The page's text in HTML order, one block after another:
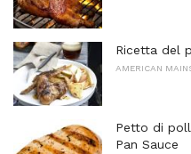
Ricetta del
AMERICAN
Petto di
Pan Sauce